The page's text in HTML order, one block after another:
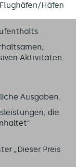
Häfen
Aktivitäten.
Ausgaben.
die
„Dieser Preis